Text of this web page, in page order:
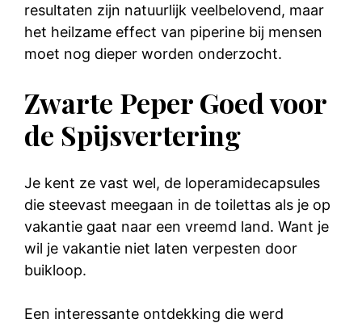
resultaten zijn natuurlijk veelbelovend, maar
het heilzame effect van piperine bij mensen
moet nog dieper worden onderzocht.
Zwarte Peper Goed voor
de Spijsvertering
Je kent ze vast wel, de loperamidecapsules
die steevast meegaan in de toilettas als je op
vakantie gaat naar een vreemd land. Want je
wil je vakantie niet laten verpesten door
buikloop.
Een interessante ontdekking die werd